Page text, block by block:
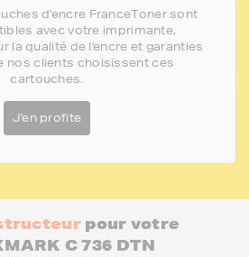
d'encre FranceToner sont
avec votre imprimante,
la qualité de l'encre et garanties
nos clients choisissent ces
cartouches.
J'en profite
pour votre
C 736 DTN